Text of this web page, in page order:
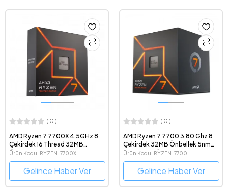
( 0 )
AMD Ryzen 7 7700X 4.5GHz 8
Çekirdek 16 Thread 32MB
Önbellek 5nm Soket AM5
İşlemci
Ürün Kodu: RYZEN-7700X
Gelince Haber Ver
( 0 )
AMD Ryzen 7 7700 3.80 Ghz 8
Çekirdek 32MB Önbellek 5nm
Soket AM5 İşlemci
Ürün Kodu: RYZEN-7700
Gelince Haber Ver